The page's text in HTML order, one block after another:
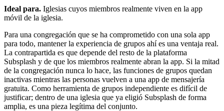
Ideal para. Iglesias cuyos miembros realmente viven en la app
móvil de la iglesia.
Para una congregación que se ha comprometido con una sola app
para todo, mantener la experiencia de grupos ahí es una ventaja real.
La contrapartida es que depende del resto de la plataforma
Subsplash y de que los miembros realmente abran la app. Si la mitad
de la congregación nunca lo hace, las funciones de grupos quedan
inactivas mientras las personas vuelven a una app de mensajería
gratuita. Como herramienta de grupos independiente es difícil de
justificar; dentro de una iglesia que ya eligió Subsplash de forma
amplia, es una pieza legítima del conjunto.